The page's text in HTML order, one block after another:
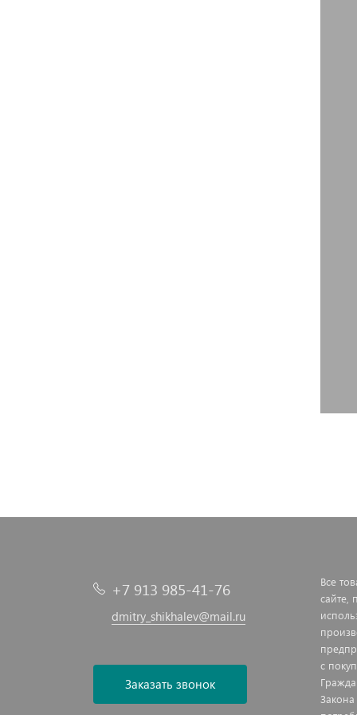
+7 913 985-41-76
dmitry_shikhalev@mail.ru
Заказать звонок
Все
сайте,
с